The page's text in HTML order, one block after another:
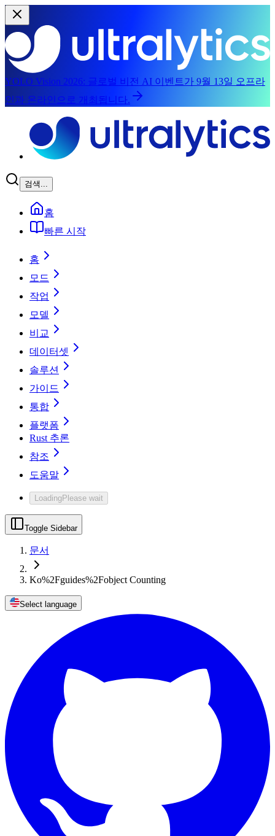
YOLO Vision 2026: 글로벌 비전 AI 이벤트가 9월 13일 오프라
인과 온라인으로 개최됩니다.
검색...
홈
빠른 시작
홈
모드
작업
모델
비교
데이터셋
솔루션
가이드
통합
플랫폼
Rust 추론
참조
도움말
LoadingPlease wait
Toggle Sidebar
문서
Ko%2Fguides%2Fobject Counting
Select language